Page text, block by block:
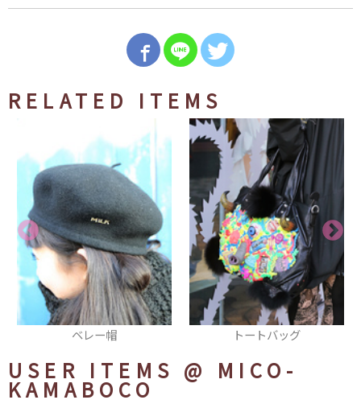
RELATED ITEMS
トートバッグ 帽子
USER ITEMS @ MICO-
KAMABOCO